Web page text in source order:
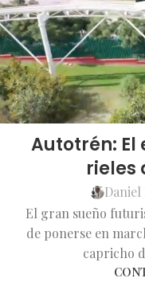
Autotrén:
rieles
Daniel
El gran sueño
de ponerse en
capricho